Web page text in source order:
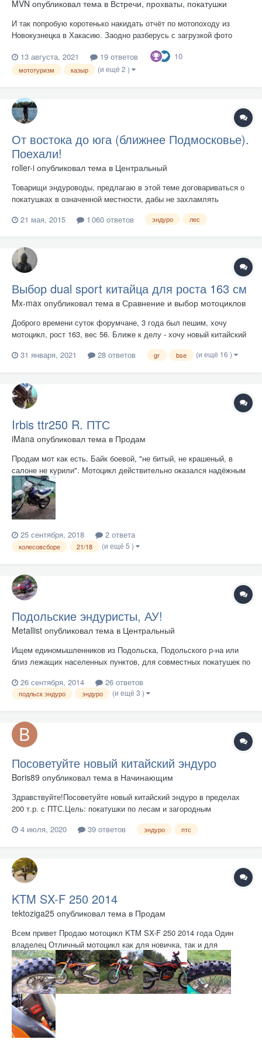
MVN опубликовал тема в Встречи, прохваты, покатушки
И так попробую коротенько накидать отчёт по мотопоходу из
Новокузнецка в Хакасию. Заодно разберусь с загрузкой фото
ирбис гс 110. Т.к. годиков мне не мало, а именно на тот момент
было уже 35, кататься по закоулкам да по ближайшей местно...
13 августа, 2021 19 ответов 10
мототуризм казыр (и ещё 2 )
От востока до юга (ближнее Подмосковье).
Поехали!
roller-i опубликовал тема в Центральный
Товарищи эндуроводы, предлагаю в этой теме договариваться о
покатушках в означенной местности, дабы не захламлять
меня пока конкретных предложений нет, но в воскресенье надо
21 мая, 2015 1 060 ответов эндуро лес
Выбор dual sport китайца для роста 163 см
Mx-max опубликовал тема в Сравнение и выбор мотоциклов
Доброго времени суток форумчане, 3 года был пешим, хочу
мотоцикл, рост 163, вес 56. Ближе к делу - хочу новый китайский
нигде нихрена не пишут - высоту по делу, и птску. Опыт владения
31 января, 2021 28 ответов gr bse (и ещё 16 )
Irbis ttr250 R. ПТС
iMana опубликовал тема в Продам
Продам мот как есть. Байк боевой, "не битый, не крашеный, в
салоне не курили". Мотоцикл действительно оказался надёжным
вопреки своим китайским корням. Куплен новым в салоне в 2014.
Последние 3 года эксплуатация 90%- город. На самом деле
удобно. 3 комплекта резины: город, лес, зима. Для удобства с...
25 сентября, 2018 2 ответа
колесовсборе 21/18 (и ещё 5 )
Подольские эндуристы, АУ!
Metallist опубликовал тема в Центральный
Ищем единомышленников из Подольска, Подольского р-на или
близ лежащих населенных пунктов, для совместных покатушек по
26 сентября, 2014 26 ответов
подльск эндуро эндуро (и ещё 3 )
Посоветуйте новый китайский эндуро
Boris89 опубликовал тема в Начинающим
Здравствуйте!Посоветуйте новый китайский эндуро в пределах
200 т.р. с ПТС.Цель: покатушки по лесам и загородным
недолгое время владел Honda Shadow VT1100, потом понял что
4 июля, 2020 39 ответов эндуро птс
KTM SX-F 250 2014
tektoziga25 опубликовал тема в Продам
Всем привет Продаю мотоцикл KTM SX-F 250 2014 года Один
владелец Отличный мотоцикл как для новичка, так и для
профессионала. Мотоцикл использовал для любительских
тренировок по мотокроссу, один раз участвовал в кантри-кросс.
Пробег 118 моточасов. На 80 часах перебиралась подвеск...